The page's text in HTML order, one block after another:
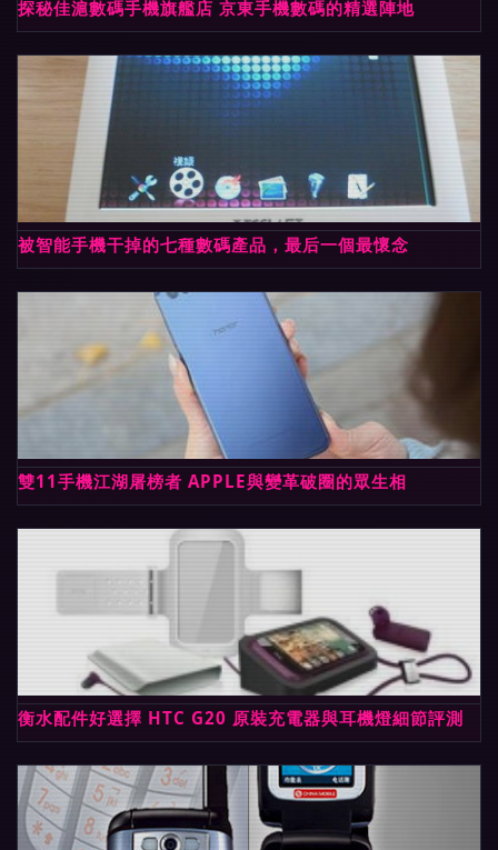
探秘佳滬數碼手機旗艦店 京東手機數碼的精選陣地
被智能手機干掉的七種數碼產品，最后一個最懷念
雙11手機江湖屠榜者 APPLE與變革破圈的眾生相
衡水配件好選擇 HTC G20 原裝充電器與耳機燈細節評測